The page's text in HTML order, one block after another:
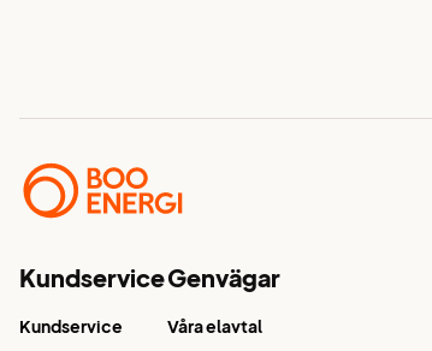
Kundservice
Kundservice
Genvägar
Våra elavtal